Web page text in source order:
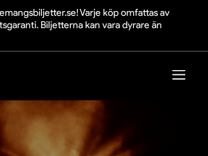
Varje köp omfattas av
Biljetterna kan vara dyrare än